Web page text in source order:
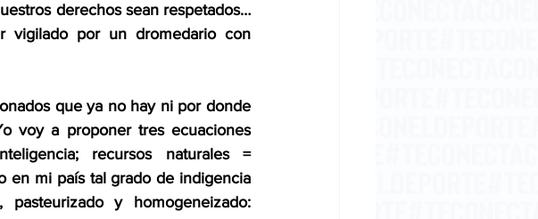
derechos sean respetados…
vigilado por un dromedario con
que ya no hay ni por donde
voy a proponer tres ecuaciones
recursos naturales =
en mi país tal grado de indigencia
pasteurizado y homogeneizado: